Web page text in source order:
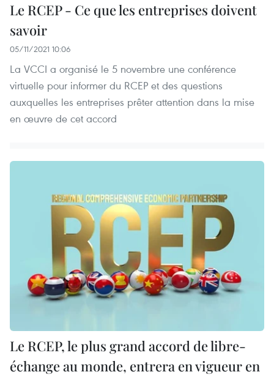
Le RCEP - Ce que les entreprises doivent
savoir
05/11/2021 10:06
La VCCI a organisé le 5 novembre une conférence
virtuelle pour informer du RCEP et des questions
auxquelles les entreprises prêter attention dans la mise
en œuvre de cet accord
Le RCEP, le plus grand accord de libre-
échange au monde, entrera en vigueur en